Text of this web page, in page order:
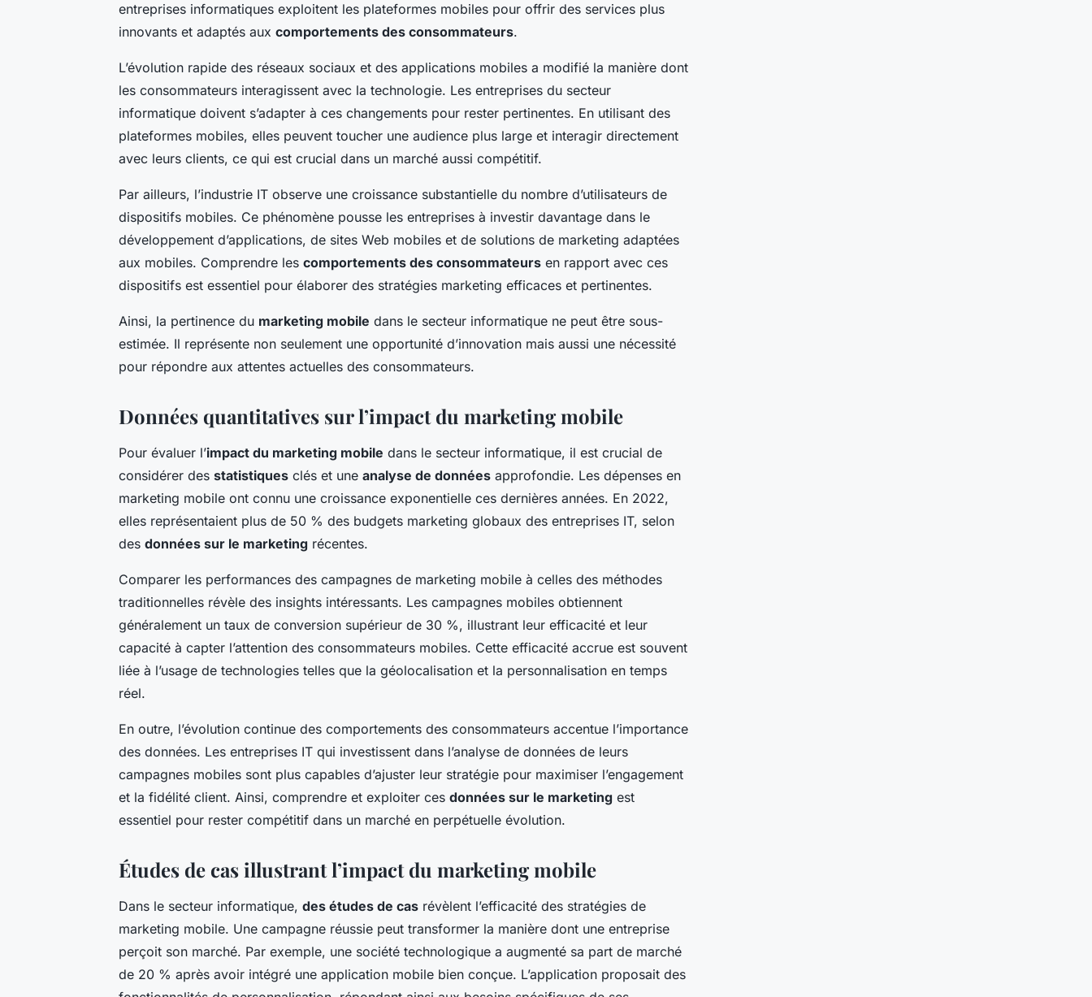
entreprises informatiques exploitent les plateformes mobiles pour offrir des services plus
innovants et adaptés aux comportements des consommateurs.
L’évolution rapide des réseaux sociaux et des applications mobiles a modifié la manière dont
les consommateurs interagissent avec la technologie. Les entreprises du secteur
informatique doivent s’adapter à ces changements pour rester pertinentes. En utilisant des
plateformes mobiles, elles peuvent toucher une audience plus large et interagir directement
avec leurs clients, ce qui est crucial dans un marché aussi compétitif.
Par ailleurs, l’industrie IT observe une croissance substantielle du nombre d’utilisateurs de
dispositifs mobiles. Ce phénomène pousse les entreprises à investir davantage dans le
développement d’applications, de sites Web mobiles et de solutions de marketing adaptées
aux mobiles. Comprendre les comportements des consommateurs en rapport avec ces
dispositifs est essentiel pour élaborer des stratégies marketing efficaces et pertinentes.
Ainsi, la pertinence du marketing mobile dans le secteur informatique ne peut être sous-
estimée. Il représente non seulement une opportunité d’innovation mais aussi une nécessité
pour répondre aux attentes actuelles des consommateurs.
Données quantitatives sur l’impact du marketing mobile
Pour évaluer l’impact du marketing mobile dans le secteur informatique, il est crucial de
considérer des statistiques clés et une analyse de données approfondie. Les dépenses en
marketing mobile ont connu une croissance exponentielle ces dernières années. En 2022,
elles représentaient plus de 50 % des budgets marketing globaux des entreprises IT, selon
des données sur le marketing récentes.
Comparer les performances des campagnes de marketing mobile à celles des méthodes
traditionnelles révèle des insights intéressants. Les campagnes mobiles obtiennent
généralement un taux de conversion supérieur de 30 %, illustrant leur efficacité et leur
capacité à capter l’attention des consommateurs mobiles. Cette efficacité accrue est souvent
liée à l’usage de technologies telles que la géolocalisation et la personnalisation en temps
réel.
En outre, l’évolution continue des comportements des consommateurs accentue l’importance
des données. Les entreprises IT qui investissent dans l’analyse de données de leurs
campagnes mobiles sont plus capables d’ajuster leur stratégie pour maximiser l’engagement
et la fidélité client. Ainsi, comprendre et exploiter ces données sur le marketing est
essentiel pour rester compétitif dans un marché en perpétuelle évolution.
Études de cas illustrant l’impact du marketing mobile
Dans le secteur informatique, des études de cas révèlent l’efficacité des stratégies de
marketing mobile. Une campagne réussie peut transformer la manière dont une entreprise
perçoit son marché. Par exemple, une société technologique a augmenté sa part de marché
de 20 % après avoir intégré une application mobile bien conçue. L’application proposait des